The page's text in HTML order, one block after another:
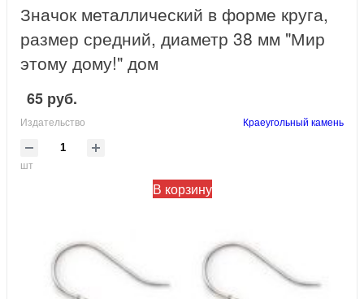
Значок металлический в форме круга,
размер средний, диаметр 38 мм "Мир
этому дому!" дом
65 руб.
Издательство Краеугольный камень
шт
В корзину